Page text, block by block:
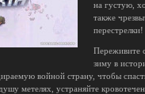
на густую,
также
перестрелки!
Переживите
зиму в
войной страну, чтобы
метелях, устраняйте